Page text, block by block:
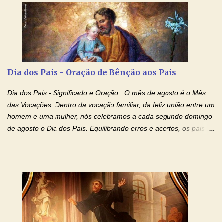
Ágape de nosso Pai Santo - Jesus - te curar, deixe nossa
Mãezinha do Céu - Maria - te proteger com Seu divino manto.
Não desista, Jesus irá curar todas suas feridas, Creia! Adriana-
Devoção e Fé Oração de Libertação das Drogas (São Miguel
Arcanjo) "Senhor, Pai Eterno, em Nome de Teu Filho Jesus,
se encontram encarcerados em um vício, escravos de alguma
droga. Senhor, Pai Poderoso e cheio de Misericórdia, na
autoridade do Nome de Jesus libertai da escravidão do vício das
drogas, c...
Dia dos Pais - Oração de Bênção aos Pais
Dia dos Pais - Significado e Oração O mês de agosto é o Mês
das Vocações. Dentro da vocação familiar, da feliz união entre um
homem e uma mulher, nós celebramos a cada segundo domingo
de agosto o Dia dos Pais. Equilibrando erros e acertos, os pais
conforto, boa alimentação, educação de qualidade. E, em geral,
procuram orientá-los para que enfrentem o mundo, com suas
alegrias, com seus dissabores. Acompanham-nos em suas
vitórias, em seus fracassos, em suas lutas. É claro que há